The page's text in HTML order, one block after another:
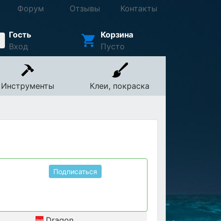
Форум Отзывы Контакты
Гость
Вход
Корзина
Пусто
Инструменты Клеи, покраска
Подписаться